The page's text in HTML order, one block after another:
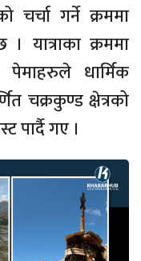
चर्चा गर्ने क्रममा
यात्राका क्रममा
धार्मिक
चक्रकुण्ड क्षेत्रको
पार्दै गए ।